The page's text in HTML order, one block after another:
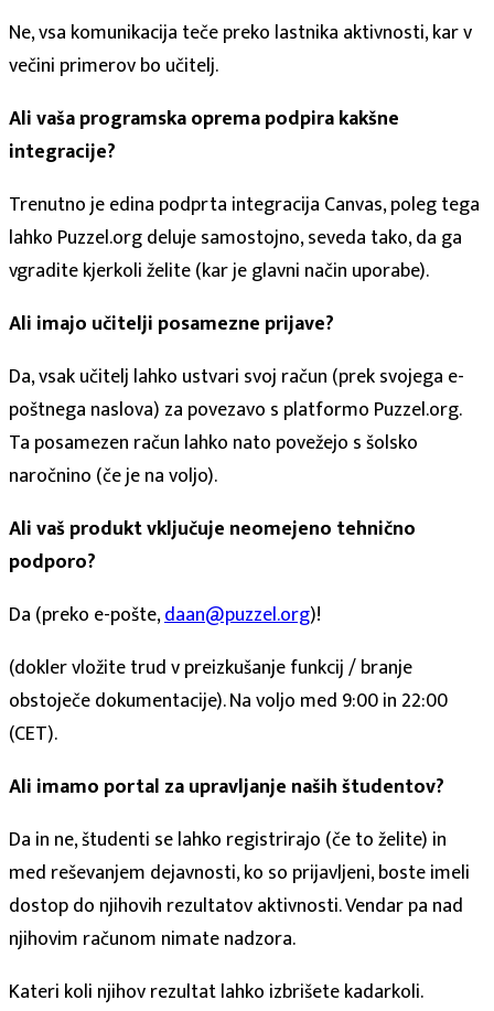
Ne, vsa komunikacija teče preko lastnika aktivnosti, kar v
večini primerov bo učitelj.
Ali vaša programska oprema podpira kakšne
integracije?
Trenutno je edina podprta integracija Canvas, poleg tega
lahko Puzzel.org deluje samostojno, seveda tako, da ga
vgradite kjerkoli želite (kar je glavni način uporabe).
Ali imajo učitelji posamezne prijave?
Da, vsak učitelj lahko ustvari svoj račun (prek svojega e-
poštnega naslova) za povezavo s platformo Puzzel.org.
Ta posamezen račun lahko nato povežejo s šolsko
naročnino (če je na voljo).
Ali vaš produkt vključuje neomejeno tehnično
podporo?
Da (preko e-pošte,daan@puzzel.org)!
(dokler vložite trud v preizkušanje funkcij / branje
obstoječe dokumentacije). Na voljo med 9:00 in 22:00
(CET).
Ali imamo portal za upravljanje naših študentov?
Da in ne, študenti se lahko registrirajo (če to želite) in
med reševanjem dejavnosti, ko so prijavljeni, boste imeli
dostop do njihovih rezultatov aktivnosti. Vendar pa nad
njihovim računom nimate nadzora.
Kateri koli njihov rezultat lahko izbrišete kadarkoli.